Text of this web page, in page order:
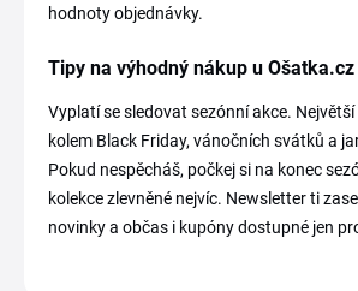
hodnoty objednávky.
Tipy na výhodný nákup u Ošatka.cz
Vyplatí se sledovat sezónní akce.
kolem Black Friday, vánočních svátků a
Pokud nespěcháš, počkej si na konec
kolekce zlevněné nejvíc. Newsletter ti
novinky a občas i kupóny dostupné jen